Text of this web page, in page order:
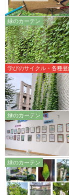
緑のカーテン
学びのサイクル・各種
緑のカーテン
緑のカーテン